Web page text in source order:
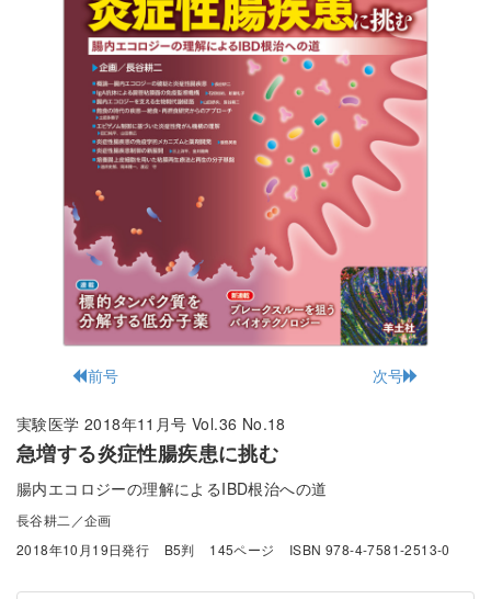
前号 次号
実験医学 2018年11月号 Vol.36 No.18
急増する炎症性腸疾患に挑む
腸内エコロジーの理解によるIBD根治への道
長谷耕二／企画
2018年10月19日発行
B5判 145ページ ISBN 978-4-7581-2513-0